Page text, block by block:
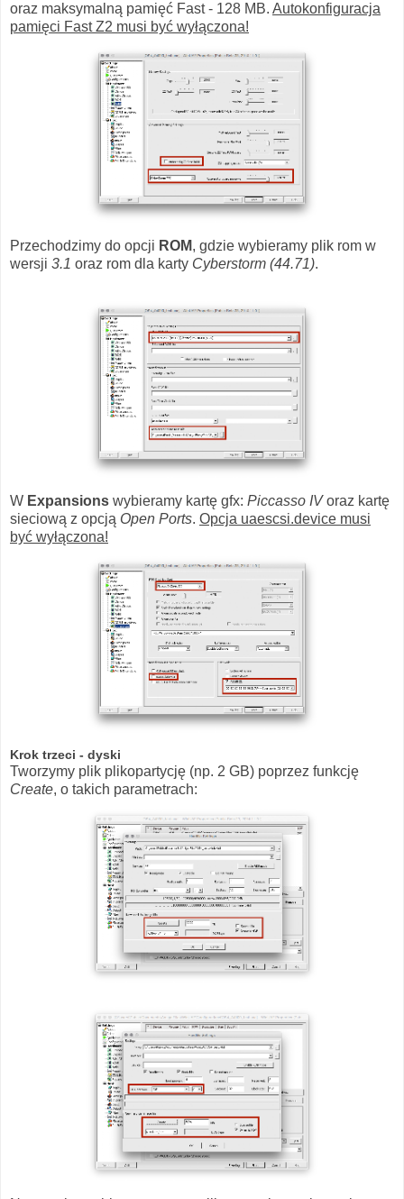
oraz maksymalną pamięć Fast - 128 MB. Autokonfiguracja
pamięci Fast Z2 musi być wyłączona!
Przechodzimy do opcji ROM, gdzie wybieramy plik rom w
wersji 3.1 oraz rom dla karty Cyberstorm (44.71).
W Expansions wybieramy kartę gfx: Piccasso IVoraz kartę
sieciową z opcją Open Ports. Opcja uaescsi.device musi
być wyłączona!
Krok trzeci - dyski
Tworzymy plik plikopartycję (np. 2 GB) poprzez funkcję
Create, o takich parametrach: